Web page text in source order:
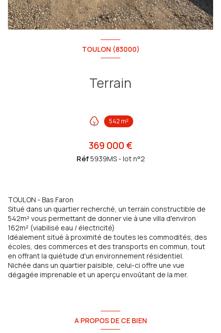
TOULON (83000)
Terrain
542 m²
369 000 €
Réf5939MS - lot n°2
TOULON - Bas Faron
Situé dans un quartier recherché, un terrain constructible de
542m² vous permettant de donner vie à une villa d'environ
162m² (viabilisé eau / électricité)
Idéalement situé à proximité de toutes les commodités, des
écoles, des commerces et des transports en commun, tout
en offrant la quiétude d'un environnement résidentiel.
Nichée dans un quartier paisible, celui-ci offre une vue
dégagée imprenable et un aperçu envoûtant de la mer.
A PROPOS DE CE BIEN